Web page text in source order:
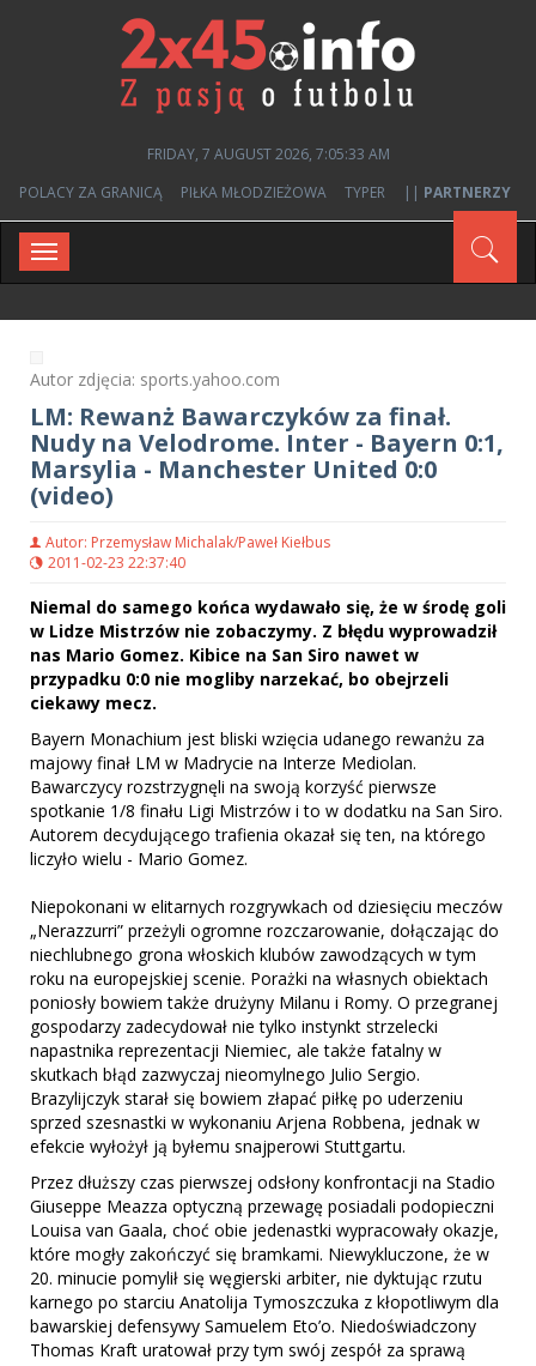
FRIDAY, 7 AUGUST 2026, 7:05:34 AM
POLACY ZA GRANICĄ
PIŁKA MŁODZIEŻOWA TYPER || PARTNERZY
Toggle
navigation
Autor zdjęcia: sports.yahoo.com
LM: Rewanż Bawarczyków za finał.
Nudy na Velodrome. Inter - Bayern 0:1,
Marsylia - Manchester United 0:0
(video)
Autor: Przemysław Michalak/Paweł Kiełbus
2011-02-23 22:37:40
Niemal do samego końca wydawało się, że w środę goli
w Lidze Mistrzów nie zobaczymy. Z błędu wyprowadził
nas Mario Gomez. Kibice na San Siro nawet w
przypadku 0:0 nie mogliby narzekać, bo obejrzeli
ciekawy mecz.
Bayern Monachium jest bliski wzięcia udanego rewanżu za
majowy finał LM w Madrycie na Interze Mediolan.
Bawarczycy rozstrzygnęli na swoją korzyść pierwsze
spotkanie 1/8 finału Ligi Mistrzów i to w dodatku na San Siro.
Autorem decydującego trafienia okazał się ten, na którego
liczyło wielu - Mario Gomez.
Niepokonani w elitarnych rozgrywkach od dziesięciu meczów
„Nerazzurri” przeżyli ogromne rozczarowanie, dołączając do
niechlubnego grona włoskich klubów zawodzących w tym
roku na europejskiej scenie. Porażki na własnych obiektach
poniosły bowiem także drużyny Milanu i Romy. O przegranej
gospodarzy zadecydował nie tylko instynkt strzelecki
napastnika reprezentacji Niemiec, ale także fatalny w
skutkach błąd zazwyczaj nieomylnego Julio Sergio.
Brazylijczyk starał się bowiem złapać piłkę po uderzeniu
sprzed szesnastki w wykonaniu Arjena Robbena, jednak w
efekcie wyłożył ją byłemu snajperowi Stuttgartu.
Przez dłuższy czas pierwszej odsłony konfrontacji na Stadio
Giuseppe Meazza optyczną przewagę posiadali podopieczni
Louisa van Gaala, choć obie jedenastki wypracowały okazje,
które mogły zakończyć się bramkami. Niewykluczone, że w
20. minucie pomylił się węgierski arbiter, nie dyktując rzutu
karnego po starciu Anatolija Tymoszczuka z kłopotliwym dla
bawarskiej defensywy Samuelem Eto’o. Niedoświadczony
Thomas Kraft uratował przy tym swój zespół za sprawą